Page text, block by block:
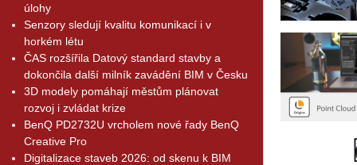
úlohy
Senzory sledují kvalitu komunikací i v
horkém létu
ČAS rozšířila Datový standard stavby a
dokončila další milník zavádění BIM v Česku
3D modely pomáhají městům plánovat
rozvoj i zvládat krize
BenQ PD2732U vrcholem nové řady BenQ
Creative Pro
Digitalizace staveb 2026: od skenu k BIM